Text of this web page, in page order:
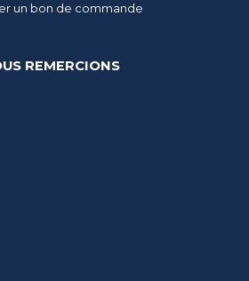
un bon de commande
REMERCIONS